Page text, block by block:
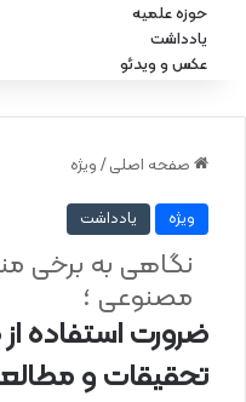
حوزه علمیه
یادداشت
عکس و ویدئو
صفحه اصلی / ویژه
ویژه یادداشت
ضرورت استفاده
تحقیقات و
نگاهی به برخی
مصنوعی ؛